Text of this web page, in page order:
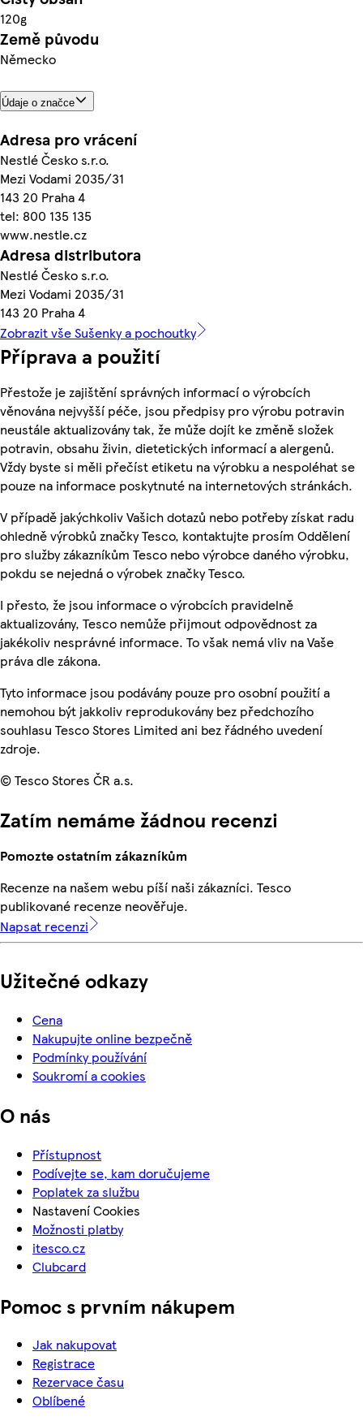
120g
Země původu
Německo
Údaje o značce
Adresa pro vrácení
Nestlé Česko s.r.o.
Mezi Vodami 2035/31
143 20 Praha 4
tel: 800 135 135
www.nestle.cz
Adresa distributora
Nestlé Česko s.r.o.
Mezi Vodami 2035/31
143 20 Praha 4
Zobrazit vše Sušenky a pochoutky
Příprava a použití
Přestože je zajištění správných informací o výrobcích
věnována nejvyšší péče, jsou předpisy pro výrobu potravin
neustále aktualizovány tak, že může dojít ke změně složek
potravin, obsahu živin, dietetických informací a alergenů.
Vždy byste si měli přečíst etiketu na výrobku a nespoléhat se
pouze na informace poskytnuté na internetových stránkách.
V případě jakýchkoliv Vašich dotazů nebo potřeby získat radu
ohledně výrobků značky Tesco, kontaktujte prosím Oddělení
pro služby zákazníkům Tesco nebo výrobce daného výrobku,
pokdu se nejedná o výrobek značky Tesco.
I přesto, že jsou informace o výrobcích pravidelně
aktualizovány, Tesco nemůže přijmout odpovědnost za
jakékoliv nesprávné informace. To však nemá vliv na Vaše
práva dle zákona.
Tyto informace jsou podávány pouze pro osobní použití a
nemohou být jakkoliv reprodukovány bez předchozího
souhlasu Tesco Stores Limited ani bez řádného uvedení
zdroje.
© Tesco Stores ČR a.s.
Zatím nemáme žádnou recenzi
Pomozte ostatním zákazníkům
Recenze na našem webu píší naši zákazníci. Tesco
publikované recenze neověřuje.
Napsat recenzi
Užitečné odkazy
Cena
Nakupujte online bezpečně
Podmínky používání
Soukromí a cookies
O nás
Přístupnost
Podívejte se, kam doručujeme
Poplatek za službu
Nastavení Cookies
Možnosti platby
itesco.cz
Clubcard
Pomoc s prvním nákupem
Jak nakupovat
Registrace
Rezervace času
Oblíbené